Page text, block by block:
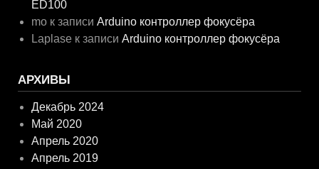
ED100
mo к записиArduino контроллер фокусёра
Laplase к записиArduino контроллер фокусёра
АРХИВЫ
Декабрь 2024
Май 2020
Апрель 2020
Апрель 2019